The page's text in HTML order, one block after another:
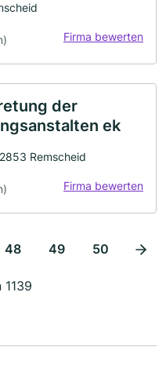
Firma bewerten
der
ek
Remscheid
Firma bewerten
48 49 50
1139